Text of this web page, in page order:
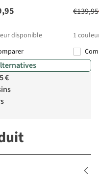
disponible
€139,95
1
€